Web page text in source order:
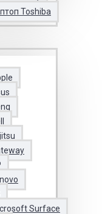
Toshiba
Surface